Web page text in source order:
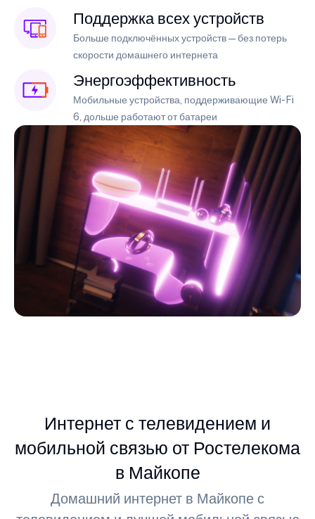
Поддержка всех устройств
Больше подключённых устройств — без потерь
скорости домашнего интернета
Энергоэффективность
Мобильные устройства, поддерживающие Wi-Fi
6, дольше работают от батареи
Интернет с телевидением и
мобильной связью от Ростелекома
в Майкопе
Домашний интернет в Майкопе с